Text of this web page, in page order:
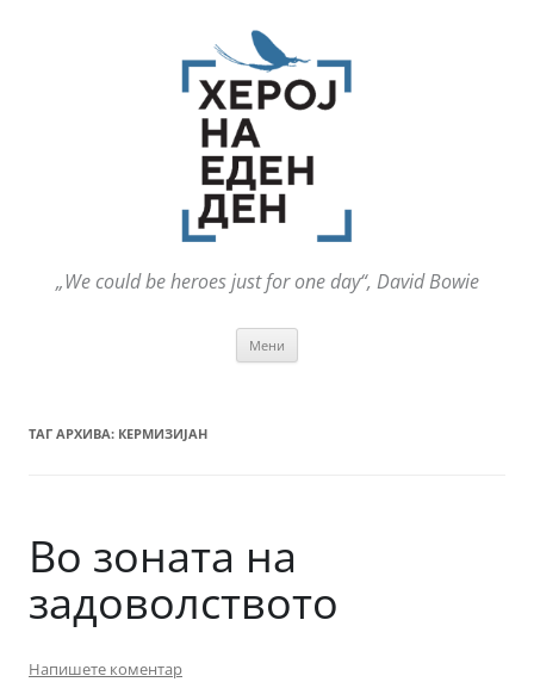
„We could be heroes just for one day“, David Bowie
Мени
ТАГ АРХИВА: КЕРМИЗИЈАН
Во зоната на
задоволството
Напишете коментар